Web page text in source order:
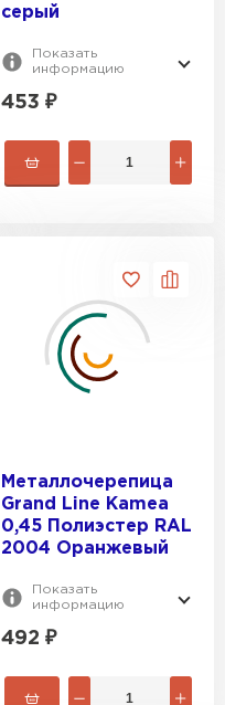
серый
Показать
информацию
453 ₽
Металлочерепица
Grand Line Kamea
0,45 Полиэстер RAL
2004 Оранжевый
Показать
информацию
492 ₽